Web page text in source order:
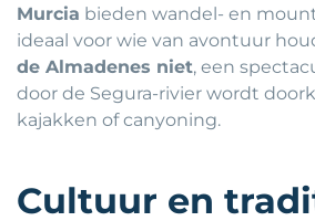
Murcia bieden wandel- en
ideaal voor wie van avontuur
de Almadenes niet, een
door de Segura-rivier wordt
kajakken of canyoning.
Cultuur en